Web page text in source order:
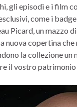
gli episodi e i film
come i
Picard, un mazzo
nuova copertina
la collezione
il vostro